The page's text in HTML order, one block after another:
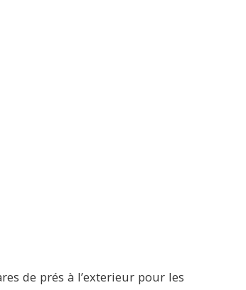
de prés à l’exterieur pour les